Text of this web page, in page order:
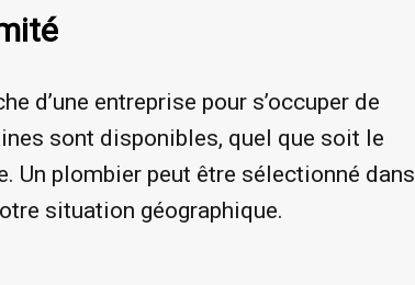
d’une entreprise pour s’occuper de
sont disponibles, quel que soit le
Un plombier peut être sélectionné dans
situation géographique.